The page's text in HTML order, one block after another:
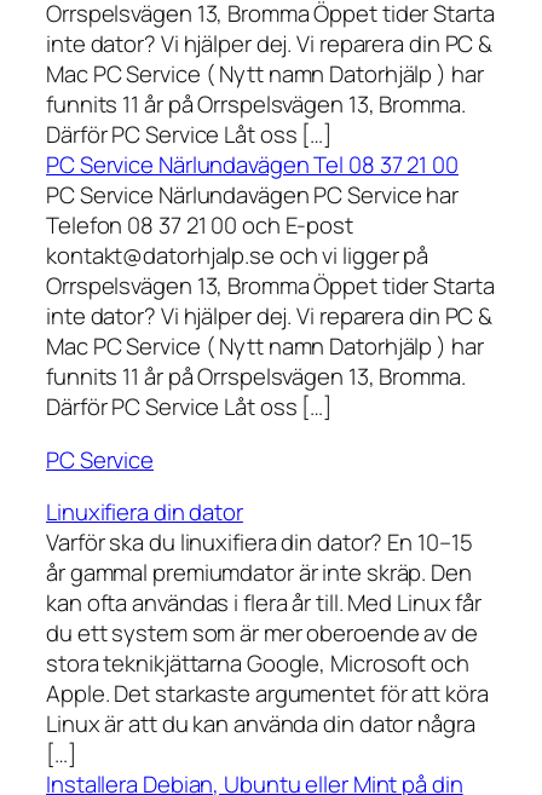
Orrspelsvägen 13, Bromma Öppet tider Starta
inte dator? Vi hjälper dej. Vi reparera din PC &
Mac PC Service ( Nytt namn Datorhjälp ) har
funnits 11 år på Orrspelsvägen 13, Bromma.
Därför PC Service Låt oss […]
PC Service Närlundavägen Tel 08 37 21 00
PC Service Närlundavägen PC Service har
Telefon 08 37 21 00 och E-post
kontakt@datorhjalp.se och vi ligger på
Orrspelsvägen 13, Bromma Öppet tider Starta
inte dator? Vi hjälper dej. Vi reparera din PC &
Mac PC Service ( Nytt namn Datorhjälp ) har
funnits 11 år på Orrspelsvägen 13, Bromma.
Därför PC Service Låt oss […]
PC Service
Linuxifiera din dator
Varför ska du linuxifiera din dator? En 10–15
år gammal premiumdator är inte skräp. Den
kan ofta användas i flera år till. Med Linux får
du ett system som är mer oberoende av de
stora teknikjättarna Google, Microsoft och
Apple. Det starkaste argumentet för att köra
Linux är att du kan använda din dator några
[…]
Installera Debian, Ubuntu eller Mint på din